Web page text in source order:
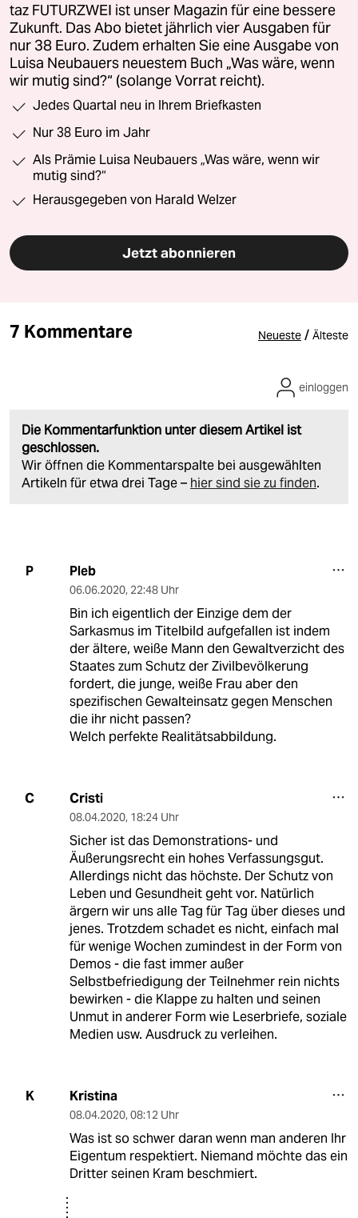
taz FUTURZWEI ist unser Magazin für eine bessere
Zukunft. Das Abo bietet jährlich vier Ausgaben für
nur 38 Euro. Zudem erhalten Sie eine Ausgabe von
Luisa Neubauers neuestem Buch „Was wäre, wenn
wir mutig sind?“ (solange Vorrat reicht).
Jedes Quartal neu in Ihrem Briefkasten
Nur 38 Euro im Jahr
Als Prämie Luisa Neubauers „Was wäre, wenn wir
mutig sind?“
Herausgegeben von Harald Welzer
Jetzt abonnieren
7 Kommentare Neueste / Älteste
Die Kommentarfunktion unter diesem Artikel ist
geschlossen.
Wir öffnen die Kommentarspalte bei ausgewählten
Artikeln für etwa drei Tage – hier sind sie zu finden.
einloggen
P Pleb
06.06.2020, 22:48 Uhr
Bin ich eigentlich der Einzige dem der
Sarkasmus im Titelbild aufgefallen ist indem
der ältere, weiße Mann den Gewaltverzicht des
Staates zum Schutz der Zivilbevölkerung
fordert, die junge, weiße Frau aber den
spezifischen Gewalteinsatz gegen Menschen
die ihr nicht passen?
Welch perfekte Realitätsabbildung.
C Cristi
08.04.2020, 18:24 Uhr
Sicher ist das Demonstrations- und
Äußerungsrecht ein hohes Verfassungsgut.
Allerdings nicht das höchste. Der Schutz von
Leben und Gesundheit geht vor. Natürlich
ärgern wir uns alle Tag für Tag über dieses und
jenes. Trotzdem schadet es nicht, einfach mal
für wenige Wochen zumindest in der Form von
Demos - die fast immer außer
Selbstbefriedigung der Teilnehmer rein nichts
bewirken - die Klappe zu halten und seinen
Unmut in anderer Form wie Leserbriefe, soziale
Medien usw. Ausdruck zu verleihen.
K Kristina
08.04.2020, 08:12 Uhr
Was ist so schwer daran wenn man anderen Ihr
Eigentum respektiert. Niemand möchte das ein
Dritter seinen Kram beschmiert.